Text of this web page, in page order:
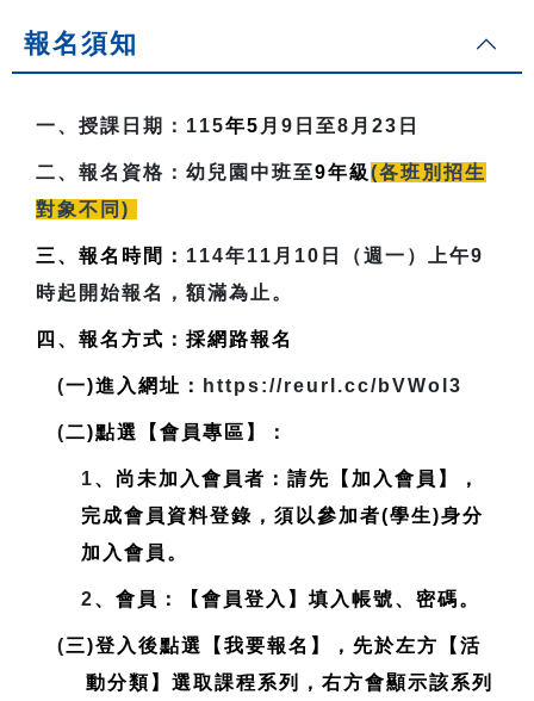
報名須知
一、授課日期： 115年5 月9日至8月23日
二、報名資格： 幼兒園中班至9年級(各班別招生
對象不同)
三、報名時間： 114年11月10日（週一）上午9
時起開始報名，額滿為止。
四、報名方式：採網路報名
(一)進入網址： https://reurl.cc/bVWol3
(二)點選【會員專區】：
1、尚未加入會員者：請先【加入會員】，
完成會員資料登錄， 須以參加者(學生)身分
加入會員 。
2、會員：【會員登入】填入帳號、密碼。
(三)登入後點選【我要報名】，先於左方【活
動分類】選取課程系列，右方會顯示該系列